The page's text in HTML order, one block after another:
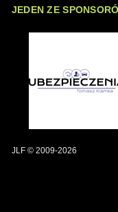
JEDEN ZE
JLF © 2009-2026